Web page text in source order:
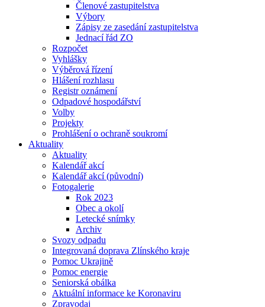
Členové zastupitelstva
Výbory
Zápisy ze zasedání zastupitelstva
Jednací řád ZO
Rozpočet
Vyhlášky
Výběrová řízení
Hlášení rozhlasu
Registr oznámení
Odpadové hospodářství
Volby
Projekty
Prohlášení o ochraně soukromí
Aktuality
Aktuality
Kalendář akcí
Kalendář akcí (původní)
Fotogalerie
Rok 2023
Obec a okolí
Letecké snímky
Archiv
Svozy odpadu
Integrovaná doprava Zlínského kraje
Pomoc Ukrajině
Pomoc energie
Seniorská obálka
Aktuální informace ke Koronaviru
Zpravodaj